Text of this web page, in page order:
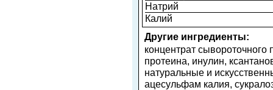
Натрий
Калий
Другие ингредиенты:
концентрат сывороточного
протеина, инулин,
натуральные и
ацесульфам калия,